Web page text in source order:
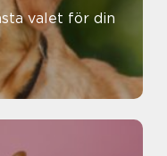
valet för din